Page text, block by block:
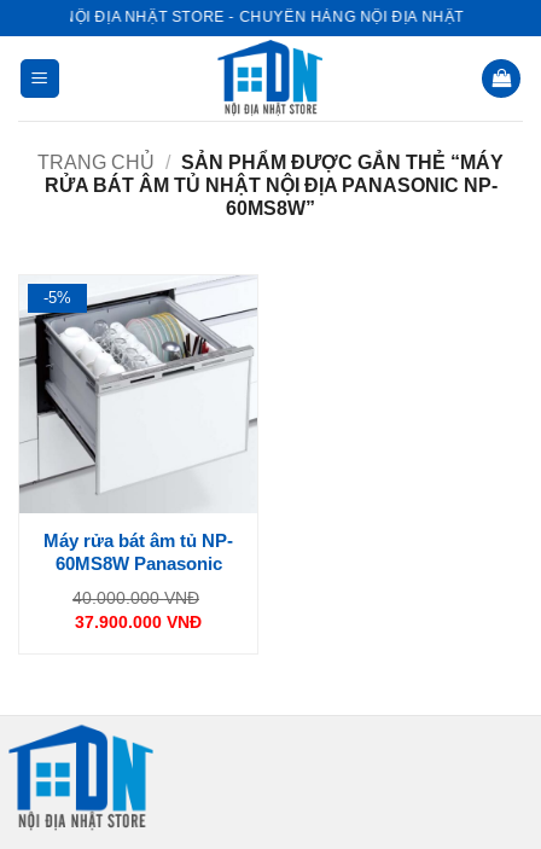
dung
NỘI ĐỊA NHẬT STORE - CHUYÊN HÀNG NỘI ĐỊA NHẬT
TRANG CHỦ / SẢN PHẨM ĐƯỢC GẮN THẺ “MÁY
RỬA BÁT ÂM TỦ NHẬT NỘI ĐỊA PANASONIC NP-
60MS8W”
-5%
Máy rửa bát âm tủ NP-
60MS8W Panasonic
40.000.000VNĐ
37.900.000 VNĐ